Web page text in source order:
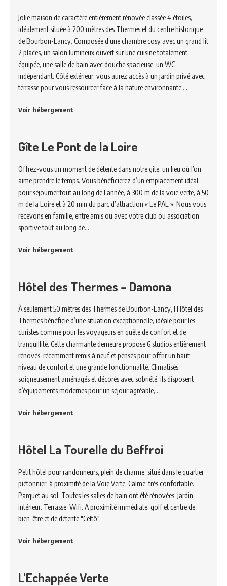
Jolie maison de caractère entièrement rénovée classée 4 étoiles,
idéalement située à 200 mètres des Thermes et du centre historique
de Bourbon-Lancy. Composée d’une chambre cosy avec un grand lit
2 places, un salon lumineux ouvert sur une cuisine totalement
équipée, une salle de bain avec douche spacieuse, un WC
indépendant. Côté extérieur, vous aurez accès à un jardin privé avec
terrasse pour vous ressourcer face à la nature environnante.…
Voir hébergement
Gîte Le Pont de la Loire
Offrez-vous un moment de détente dans notre gite, un lieu où l’on
aime prendre le temps. Vous bénéficierez d’un emplacement idéal
pour séjourner tout au long de l’année, à 300 m de la voie verte, à 50
m de la Loire et à 20 min du parc d’attraction « Le PAL ». Nous vous
recevons en famille, entre amis ou avec votre club ou association
sportive tout au long de…
Voir hébergement
Hôtel des Thermes – Damona
À seulement 50 mètres des Thermes de Bourbon-Lancy, l’Hôtel des
Thermes bénéficie d’une situation exceptionnelle, idéale pour les
curistes comme pour les voyageurs en quête de confort et de
tranquillité. Cette charmante demeure propose 6 studios entièrement
rénovés, récemment remis à neuf et pensés pour offrir un haut
niveau de confort et une grande fonctionnalité. Climatisés,
soigneusement aménagés et décorés avec sobriété, ils disposent
d’équipements modernes pour un séjour agréable,…
Voir hébergement
Hôtel La Tourelle du Beffroi
Petit hôtel pour randonneurs, plein de charme, situé dans le quartier
piétonnier, à proximité de la Voie Verte. Calme, très confortable.
Parquet au sol. Toutes les salles de bain ont été rénovées. Jardin
intérieur. Terrasse. Wifi. A proximité immédiate, golf et centre de
bien-être et de détente "Celtô".
Voir hébergement
L’Echappée Verte